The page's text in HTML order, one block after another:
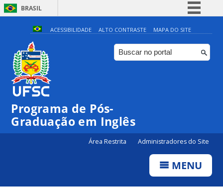
BRASIL
Simplifique!
Comunica BR
Participe
ACESSIBILIDADE ALTO CONTRASTE MAPA DO SITE
Programa de Pós-
Graduação em Inglês
Área Restrita Administradores do Site
MENU